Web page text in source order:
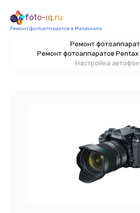
foto-iq.ru
Ремонт фотоаппаратов в Махачкале
Ремонт
Ремонт фотоаппаратов Pentax
Настройка